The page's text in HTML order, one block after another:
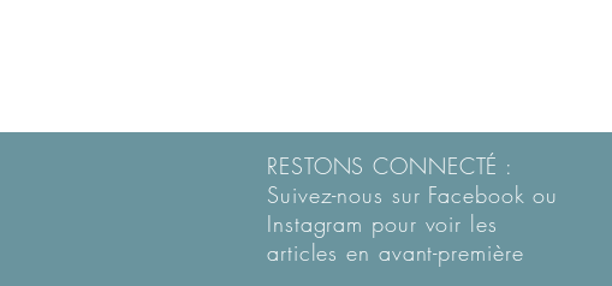
RESTONS CONNECTÉ :
Suivez-nous sur Facebook ou
Instagram pour voir les
articles en avant-première